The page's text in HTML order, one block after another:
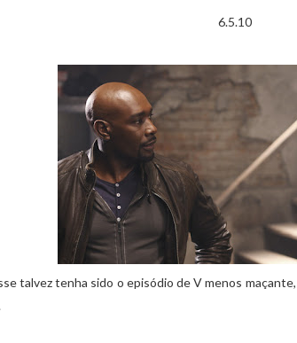
6.5.10
talvez tenha sido o episódio de V menos